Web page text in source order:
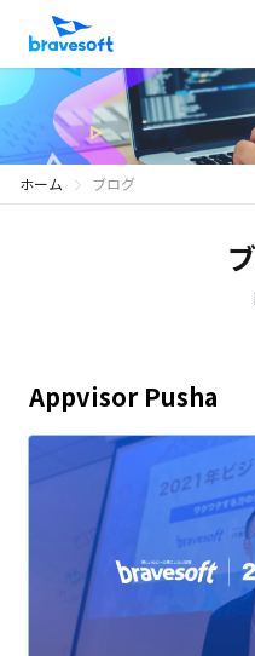
ホーム ブログ
Appvisor Pusha